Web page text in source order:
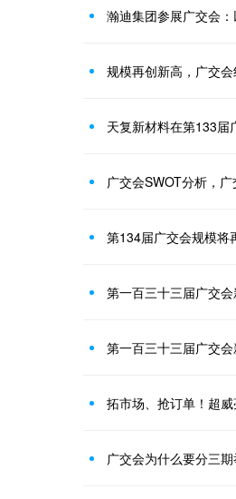
瀚迪集团参展广交会
规模再创新高，广交
天复新材料在第133届
广交会SWOT分析，
第134届广交会规模将
第一百三十三届广交
第一百三十三届广交会
拓市场、抢订单！超
广交会为什么要分三